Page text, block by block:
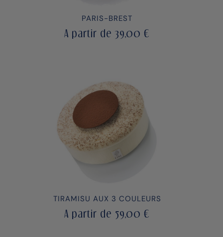
PARIS-BREST
A partir de 39,00 €
TIRAMISU AUX 3 COULEURS
A partir de 59,00 €